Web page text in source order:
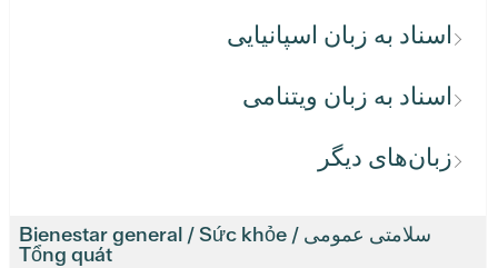
اسناد به زبان اسپانیایی
اسناد به زبان ویتنامی
زبان‌های دیگر
سلامتی عمومی / Bienestar general / Sức khỏe
Tổng quát